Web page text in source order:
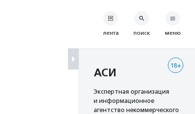
лента поиск меню
18+
АСИ
Экспертная организация
и информационное
агентство некоммерческого